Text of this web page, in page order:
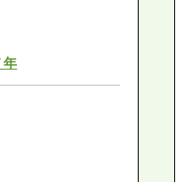
年